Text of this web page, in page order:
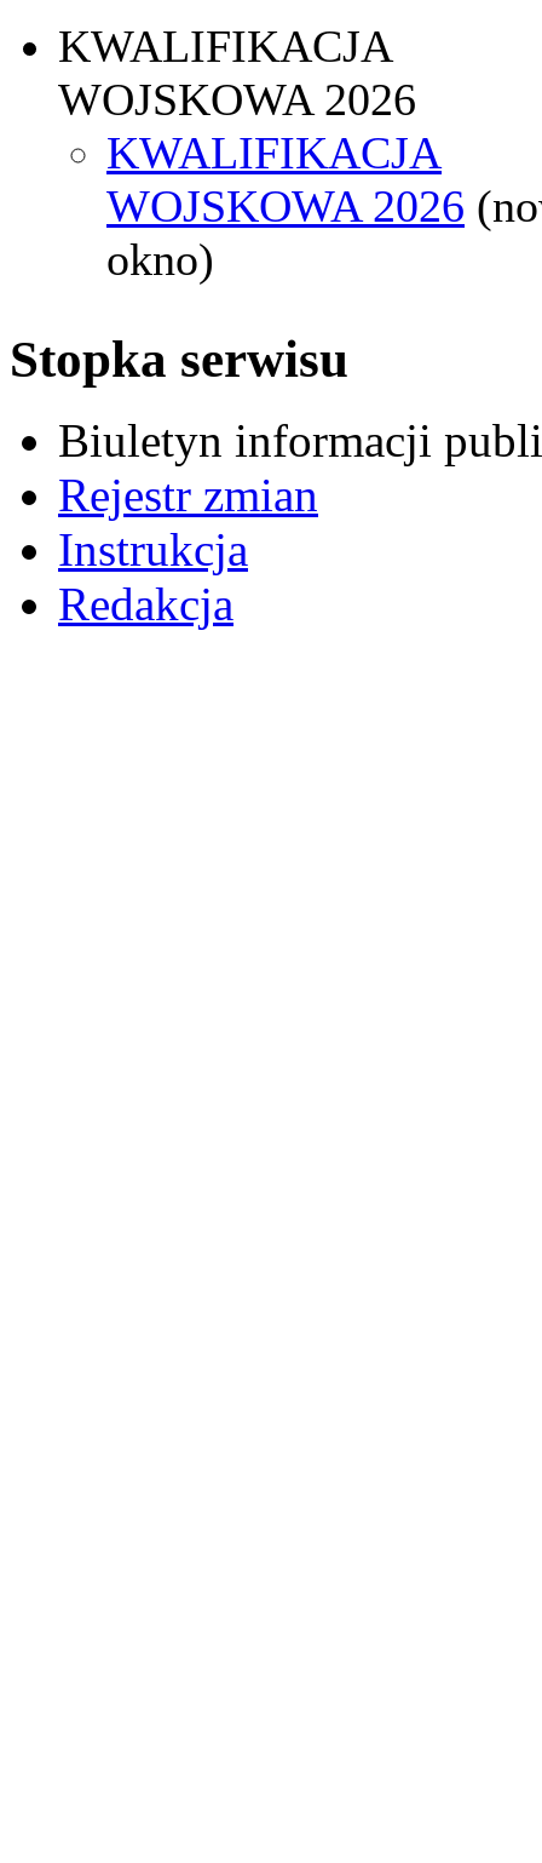
KWALIFIKACJA
WOJSKOWA 2026
KWALIFIKACJA
WOJSKOWA 2026
okno)
Stopka serwisu
Biuletyn informacji
Rejestr zmian
Instrukcja
Redakcja